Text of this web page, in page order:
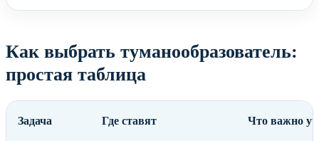
Как выбрать туманообразователь:
простая таблица
Задача Где ставят Что важно